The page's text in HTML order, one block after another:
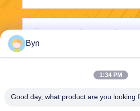
Byn
1:34 PM
Good day, what product are you looking